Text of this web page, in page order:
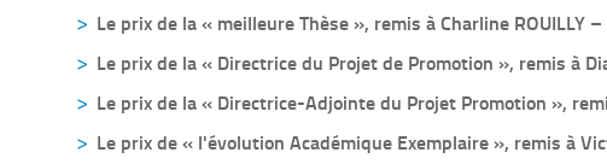
Le prix de la « meilleure Thèse », remis à Charline ROUILLY –
Le prix de la « Directrice du Projet de Promotion », remis à
Le prix de la « Directrice-Adjointe du Projet Promotion »,
Le prix de « l'évolution Académique Exemplaire », remis à